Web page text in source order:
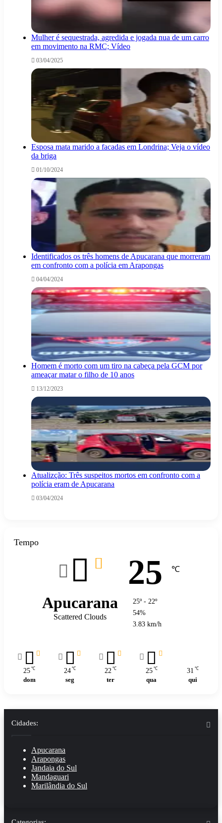
Mulher é sequestrada, agredida e jogada nua de um carro
em movimento na RMC; Vídeo
03/04/2025
Esposa mata marido a facadas em Londrina; Veja o vídeo
da briga
01/10/2024
Identificados os três homens de Apucarana que morreram
em confronto com a polícia em Arapongas
04/04/2024
Homem é morto com um tiro na cabeça pela GCM por
ameaçar matar o filho de 10 anos
13/12/2023
Atualizção: Três suspeitos mortos em confronto com a
polícia eram de Apucarana
03/04/2024
Tempo
Apucarana
Scattered Clouds
25 ℃
25º - 22º
54%
3.83 km/h
25 ℃
dom
24 ℃
seg
22 ℃
ter
25 ℃
qua
31 ℃
qui
Cidades:
Apucarana
Arapongas
Jandaia do Sul
Mandaguari
Marilândia do Sul